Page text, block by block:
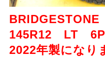
145R12 LT
2022年製になり